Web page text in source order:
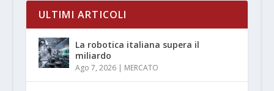
ULTIMI ARTICOLI
La robotica italiana supera il
miliardo
Ago 7, 2026| MERCATO